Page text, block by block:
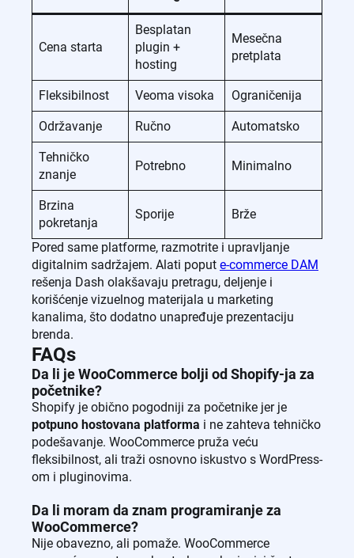
Cena starta
Besplatan
plugin +
hosting
Mesečna
pretplata
Fleksibilnost Veoma visoka Ograničenija
Održavanje Ručno Automatsko
Tehničko
znanje
Potrebno Minimalno
Brzina
pokretanja
Sporije Brže
Pored same platforme, razmotrite i upravljanje
digitalnim sadržajem. Alati poput e-commerce DAM
rešenja Dash olakšavaju pretragu, deljenje i
korišćenje vizuelnog materijala u marketing
kanalima, što dodatno unapređuje prezentaciju
brenda.
FAQs
Da li je WooCommerce bolji od Shopify-ja za
početnike?
Shopify je obično pogodniji za početnike jer je
potpuno hostovana platforma i ne zahteva tehničko
podešavanje. WooCommerce pruža veću
fleksibilnost, ali traži osnovno iskustvo s WordPress-
om i pluginovima.
Da li moram da znam programiranje za
WooCommerce?
Nije obavezno, ali pomaže. WooCommerce